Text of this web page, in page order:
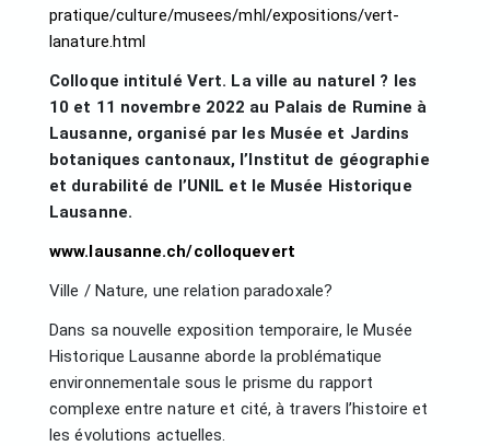
pratique/culture/musees/mhl/expositions/vert-
lanature.html
Colloque intitulé Vert. La ville au naturel ? les
10 et 11 novembre 2022 au Palais de Rumine à
Lausanne, organisé par les Musée et Jardins
botaniques cantonaux, l’Institut de géographie
et durabilité de l’UNIL et le Musée Historique
Lausanne.
www.lausanne.ch/colloquevert
Ville / Nature, une relation paradoxale?
Dans sa nouvelle exposition temporaire, le Musée
Historique Lausanne aborde la problématique
environnementale sous le prisme du rapport
complexe entre nature et cité, à travers l’histoire et
les évolutions actuelles.